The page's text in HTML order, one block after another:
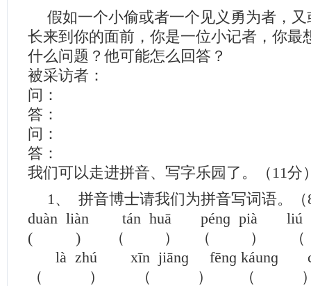
假如一个小偷或者一个见义勇为者，
长来到你的面前，你是一位小记者，你最
什么问题？他可能怎么回答？
被采访者：
我们可以走进拼音、写字乐园了。（11分
1、 拼音博士请我们为拼音写词语。（
duàn liàn tán huā pénɡ pià liú
( ) （ ） （ ）
là zhú xīn jiānɡ fēnɡ káunɡ
（ ） （ ） （